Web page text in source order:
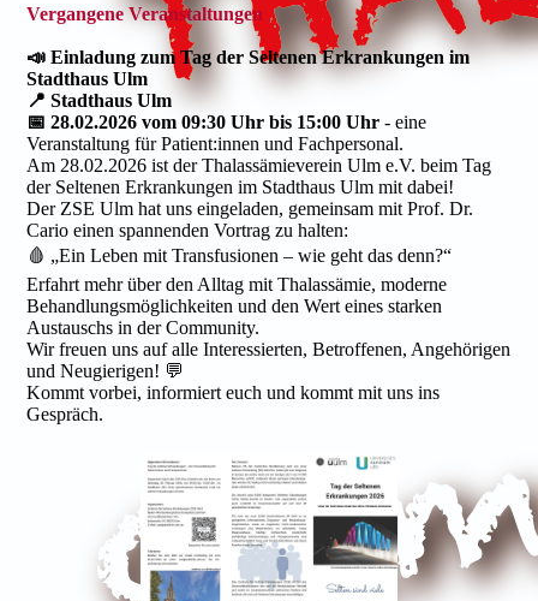
Vergangene Veranstaltungen
📣 Einladung zum Tag der Seltenen Erkrankungen im
Stadthaus Ulm
📍 Stadthaus Ulm
📅 28.02.2026 vom 09:30 Uhr bis 15:00 Uhr- eine
Veranstaltung für Patient:innen und Fachpersonal.
Am 28.02.2026 ist der Thalassämieverein Ulm e.V. beim Tag
der Seltenen Erkrankungen im Stadthaus Ulm mit dabei!
Der ZSE Ulm hat uns eingeladen, gemeinsam mit Prof. Dr.
Cario einen spannenden Vortrag zu halten:
🩸 „Ein Leben mit Transfusionen – wie geht das denn?“
Erfahrt mehr über den Alltag mit Thalassämie, moderne
Behandlungsmöglichkeiten und den Wert eines starken
Austauschs in der Community.
Wir freuen uns auf alle Interessierten, Betroffenen, Angehörigen
und Neugierigen! 💬
Kommt vorbei, informiert euch und kommt mit uns ins
Gespräch.